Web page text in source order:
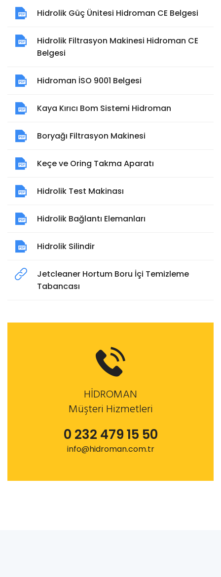
Hidrolik Güç Ünitesi Hidroman CE Belgesi
Hidrolik Filtrasyon Makinesi Hidroman CE
Belgesi
Hidroman İSO 9001 Belgesi
Kaya Kırıcı Bom Sistemi Hidroman
Boryağı Filtrasyon Makinesi
Keçe ve Oring Takma Aparatı
Hidrolik Test Makinası
Hidrolik Bağlantı Elemanları
Hidrolik Silindir
Jetcleaner Hortum Boru İçi Temizleme
Tabancası
HİDROMAN
Müşteri Hizmetleri
0 232 479 15 50
info@hidroman.com.tr